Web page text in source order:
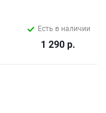
Есть в наличии
1 290 р.